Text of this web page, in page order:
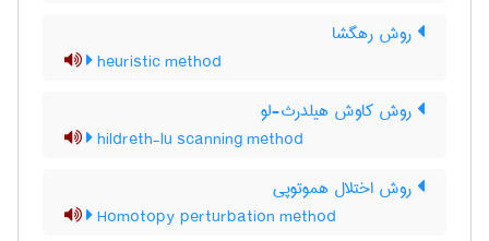
روش رهگشا
heuristic method
روش کاوش هیلدرث-لو
hildreth-lu scanning method
روش اختلال هموتوپی
Homotopy perturbation method